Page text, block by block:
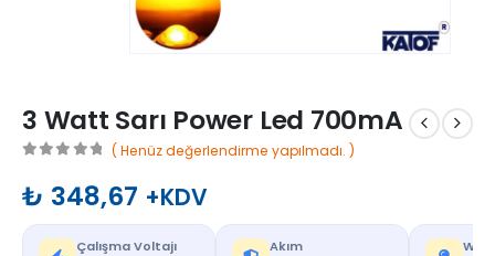
3 Watt Sarı Power Led 700mA
( Henüz değerlendirme yapılmadı. )
₺ 348,67 +KDV
Çalışma Voltajı Akım